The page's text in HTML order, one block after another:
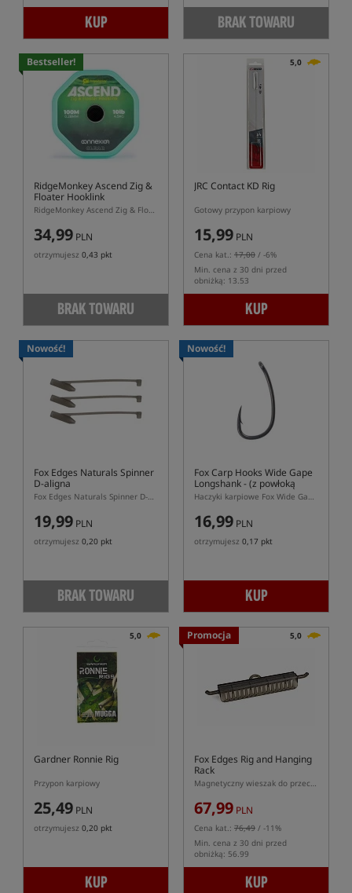
KUP BRAK TOWARU
Bestseller!
RidgeMonkey Ascend Zig &
Floater Hooklink
RidgeMonkey Ascend Zig & Floater Hooklink – żyłka przyponowa do Zig Rig 0,28 mm
34,99 PLN
otrzymujesz 0,43 pkt
BRAK TOWARU
5,0
JRC Contact KD Rig
Gotowy przypon karpiowy
15,99 PLN
Cena kat.: 17,00 / -6%
Min. cena z 30 dni przed
obniżką: 13.53
KUP
Nowość!
Fox Edges Naturals Spinner
D-aligna
Fox Edges Naturals Spinner D-Aligna – zielony pozycjoner do Spinner Rig 10 szt.
19,99 PLN
otrzymujesz 0,20 pkt
BRAK TOWARU
Nowość!
Fox Carp Hooks Wide Gape
Longshank- (z powłoką
PTFE)
Haczyki karpiowe Fox Wide Gape Longshank PTFE do Ronnie Rig
16,99 PLN
otrzymujesz 0,17 pkt
KUP
5,0
Gardner Ronnie Rig
Przypon karpiowy
25,49 PLN
otrzymujesz 0,20 pkt
KUP
Promocja 5,0
Fox Edges Rig and Hanging
Rack
Magnetyczny wieszak do przechowywania przyponów
67,99 PLN
Cena kat.: 76,49 / -11%
Min. cena z 30 dni przed
obniżką: 56.99
KUP